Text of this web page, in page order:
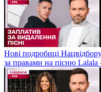
Нові подробиці
за правами на пісню